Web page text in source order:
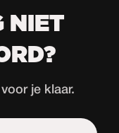
NIET
je klaar.